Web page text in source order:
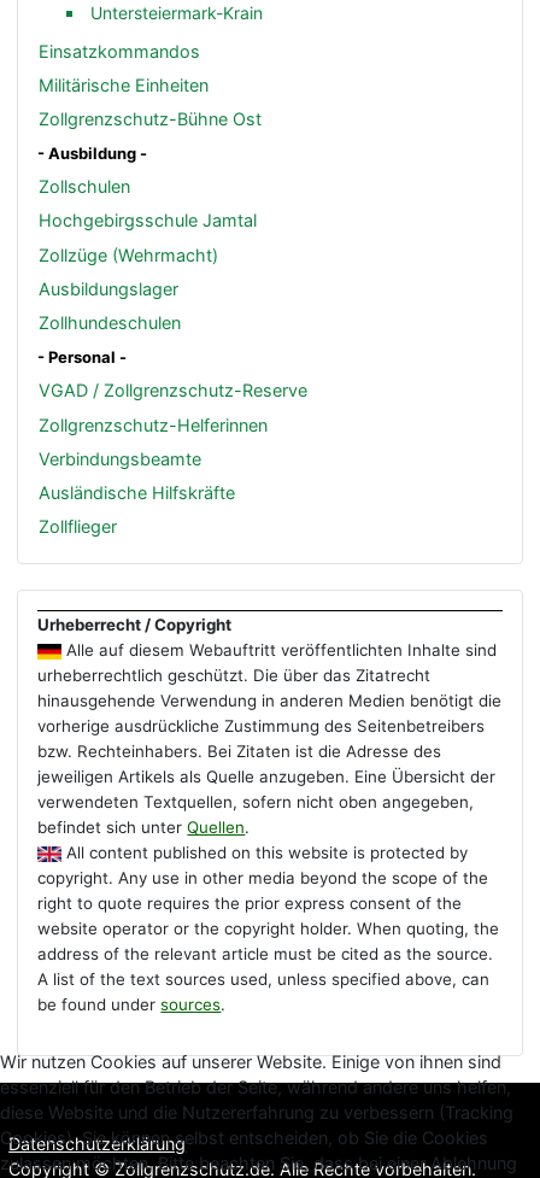
Untersteiermark-Krain
Einsatzkommandos
Militärische Einheiten
Zollgrenzschutz-Bühne Ost
- Ausbildung -
Zollschulen
Hochgebirgsschule Jamtal
Zollzüge (Wehrmacht)
Ausbildungslager
Zollhundeschulen
- Personal -
VGAD / Zollgrenzschutz-Reserve
Zollgrenzschutz-Helferinnen
Verbindungsbeamte
Ausländische Hilfskräfte
Zollflieger
Urheberrecht / Copyright
Alle auf diesem Webauftritt veröffentlichten Inhalte sind
urheberrechtlich geschützt. Die über das Zitatrecht
hinausgehende Verwendung in anderen Medien benötigt die
vorherige ausdrückliche Zustimmung des Seitenbetreibers
bzw. Rechteinhabers. Bei Zitaten ist die Adresse des
jeweiligen Artikels als Quelle anzugeben. Eine Übersicht der
verwendeten Textquellen, sofern nicht oben angegeben,
befindet sich unterQuellen.
All content published on this website is protected by
copyright. Any use in other media beyond the scope of the
right to quote requires the prior express consent of the
website operator or the copyright holder. When quoting, the
address of the relevant article must be cited as the source.
A list of the text sources used, unless specified above, can
be found undersources.
Datenschutzerklärung
Copyright © Zollgrenzschutz.de. Alle Rechte vorbehalten.
Wir nutzen Cookies auf unserer Website. Einige von ihnen sind
essenziell für den Betrieb der Seite, während andere uns helfen,
diese Website und die Nutzererfahrung zu verbessern (Tracking
Cookies). Sie können selbst entscheiden, ob Sie die Cookies
zulassen möchten. Bitte beachten Sie, dass bei einer Ablehnung